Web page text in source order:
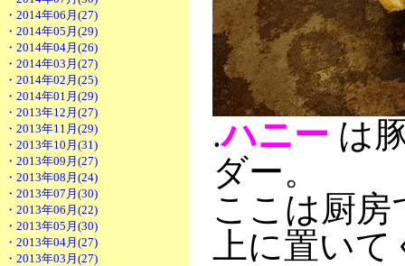
・2014年06月(27)
・2014年05月(29)
・2014年04月(26)
・2014年03月(27)
・2014年02月(25)
・2014年01月(29)
・2013年12月(27)
・2013年11月(29)
・2013年10月(31)
・2013年09月(27)
・2013年08月(24)
・2013年07月(30)
・2013年06月(22)
・2013年05月(30)
・2013年04月(27)
・2013年03月(27)
.ハニー は
ダー。
ここは厨
上に置い